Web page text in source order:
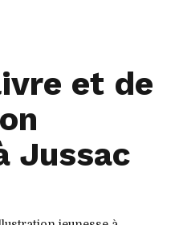
et de
Jussac